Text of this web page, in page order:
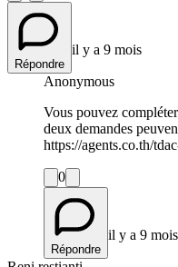
Répondre
il y a 9 mois
Anonymous
Vous pouvez
deux demandes
https://agents.co.th/
0
Répondre
il y a 9 mois